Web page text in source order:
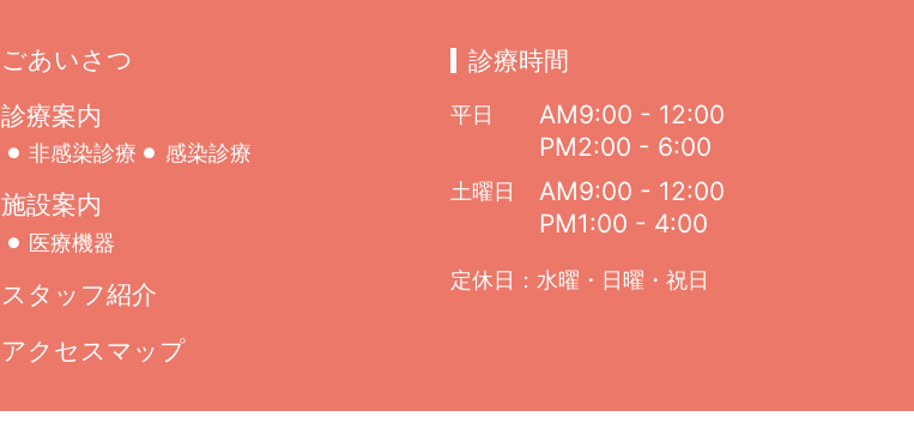
ごあいさつ
診療案内
非感染診療 感染診療
施設案内
医療機器
スタッフ紹介
アクセスマップ
診療時間
平日
AM9:00 - 12:00
PM2:00 - 6:00
土曜日
AM9:00 - 12:00
PM1:00 - 4:00
定休日：水曜・日曜・祝日